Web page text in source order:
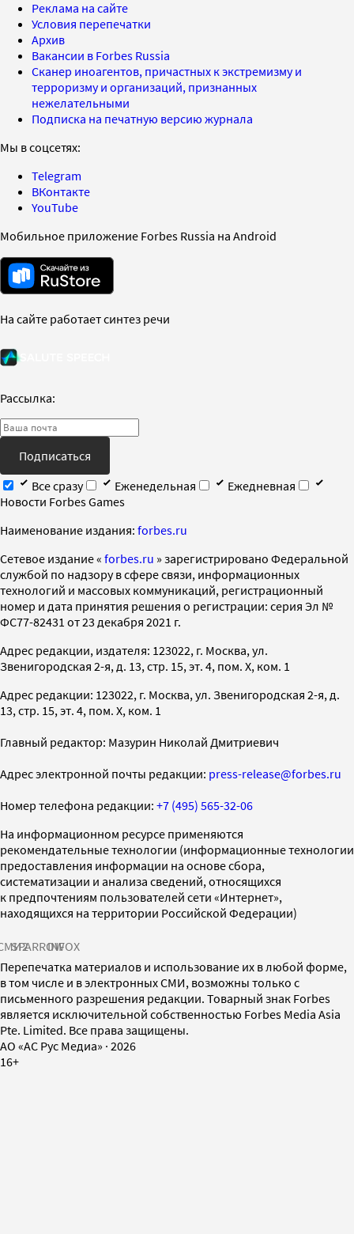
Реклама на сайте
Условия перепечатки
Архив
Вакансии в Forbes Russia
Сканер иноагентов, причастных к экстремизму и
терроризму и организаций, признанных
нежелательными
Подписка на печатную версию журнала
Мы в соцсетях:
Telegram
ВКонтакте
YouTube
Мобильное приложение Forbes Russia на Android
На сайте работает синтез речи
Рассылка:
Подписаться
Все сразу
Еженедельная
Ежедневная
Новости Forbes Games
Наименование издания: forbes.ru
Cетевое издание « forbes.ru » зарегистрировано Федеральной
службой по надзору в сфере связи, информационных
технологий и массовых коммуникаций, регистрационный
номер и дата принятия решения о регистрации: серия Эл №
ФС77-82431 от 23 декабря 2021 г.
Адрес редакции, издателя: 123022, г. Москва, ул.
Звенигородская 2-я, д. 13, стр. 15, эт. 4, пом. X, ком. 1
Адрес редакции: 123022, г. Москва, ул. Звенигородская 2-я, д.
13, стр. 15, эт. 4, пом. X, ком. 1
Главный редактор: Мазурин Николай Дмитриевич
Адрес электронной почты редакции: press-release@forbes.ru
Номер телефона редакции: +7 (495) 565-32-06
На информационном ресурсе применяются
рекомендательные технологии (информационные технологии
предоставления информации на основе сбора,
систематизации и анализа сведений, относящихся
к предпочтениям пользователей сети «Интернет»,
находящихся на территории Российской Федерации)
SPARROWINFOX
Перепечатка материалов и использование их в любой форме,
в том числе и в электронных СМИ, возможны только с
письменного разрешения редакции. Товарный знак Forbes
является исключительной собственностью Forbes Media Asia
Pte. Limited. Все права защищены.
AO «АС Рус Медиа» · 2026
16+